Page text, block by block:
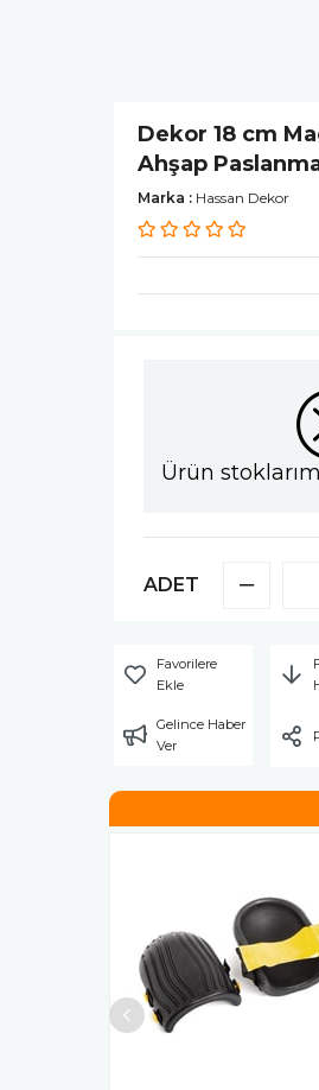
Dekor 18 cm
Ahşap
Marka : Hassan Dekor
Ürün
ADET
Favorilere
Ekle
Gelince Haber
Ver